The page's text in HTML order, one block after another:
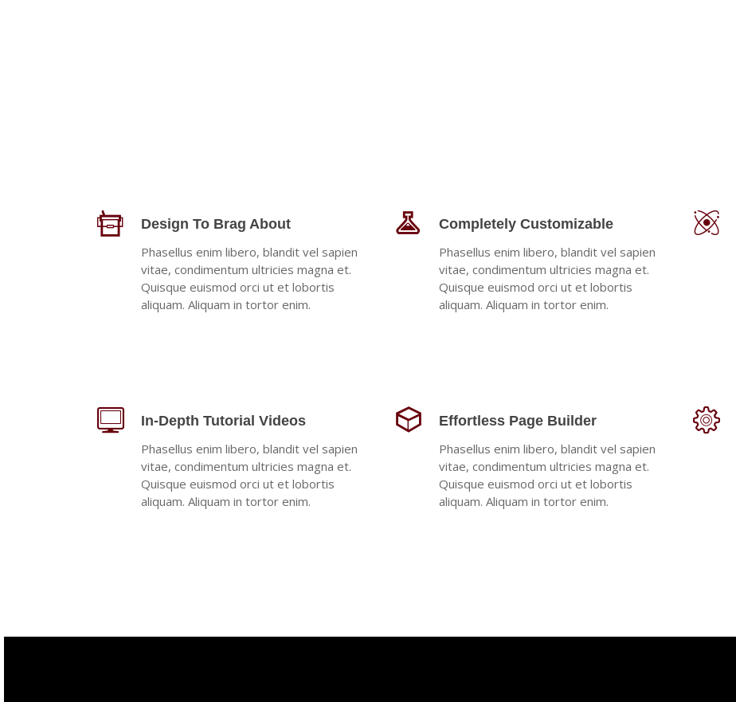
Design To Brag About
Phasellus enim libero, blandit vel sapien
vitae, condimentum ultricies magna et.
Quisque euismod orci ut et lobortis
aliquam. Aliquam in tortor enim.
Completely Customizable
Phasellus enim libero, blandit vel sapien
vitae, condimentum ultricies magna et.
Quisque euismod orci ut et lobortis
aliquam. Aliquam in tortor enim.
In-Depth Tutorial Videos
Phasellus enim libero, blandit vel sapien
vitae, condimentum ultricies magna et.
Quisque euismod orci ut et lobortis
aliquam. Aliquam in tortor enim.
Effortless Page Builder
Phasellus enim libero, blandit vel sapien
vitae, condimentum ultricies magna et.
Quisque euismod orci ut et lobortis
aliquam. Aliquam in tortor enim.